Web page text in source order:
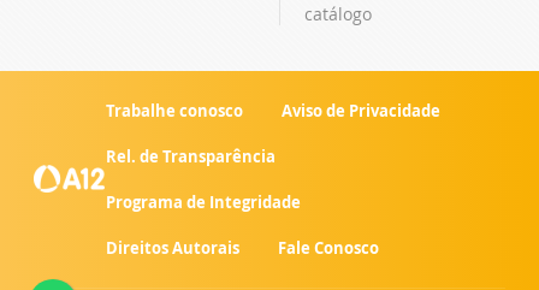
catálogo
Trabalhe conosco Aviso de Privacidade
Rel. de Transparência
Programa de Integridade
Direitos Autorais Fale Conosco